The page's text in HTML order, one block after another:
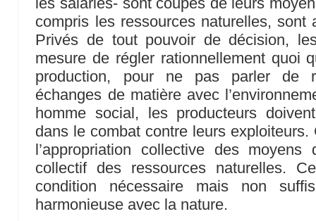
compris les ressources naturelles, sont
Privés de tout pouvoir de décision,
mesure de régler rationnellement quoi
production, pour ne pas parler de
échanges de matière avec
homme social, les producteurs
dans le combat contre leurs
l’appropriation collective des moyens
collectif des ressources naturelles.
condition nécessaire mais non
harmonieuse avec la nature.